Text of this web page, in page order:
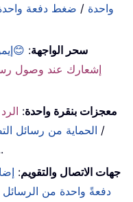
واحدة / ضغط دفعة
سحر الواجهة:
إشعارك عند وصول
معجزات بنقرة واحدة:
/ الحماية من رسائل
جهات الاتصال والتقويم:
دفعةً واحدة من الرسائل